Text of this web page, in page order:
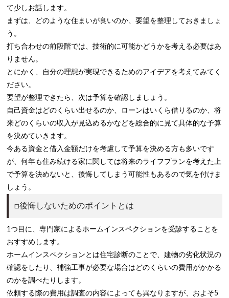
て少しお話します。
まずは、どのような住まいが良いのか、要望を整理しておきましょ
う。
打ち合わせの前段階では、技術的に可能かどうかを考える必要はあ
りません。
とにかく、自分の理想が実現できるためのアイデアを考えてみてく
ださい。
要望が整理できたら、次は予算を確認しましょう。
自己資金はどのくらい出せるのか、ローンはいくら借りるのか、将
来どのくらいの収入が見込めるかなどを総合的に見て具体的な予算
を決めていきます。
今ある資金と借入金額だけを考慮して予算を決める方も多いです
が、何年も住み続ける家に関しては将来のライフプランを考えた上
で予算を決めないと、後悔してしまう可能性もあるので気を付けま
しょう。
□後悔しないためのポイントとは
1つ目に、専門家によるホームインスペクションを受診することを
おすすめします。
ホームインスペクションとは住宅診断のことで、建物の劣化状況の
確認をしたり、補強工事が必要な場合はどのくらいの費用がかかる
のかを調べたりします。
依頼する際の費用は調査の内容によっても異なりますが、およそ5